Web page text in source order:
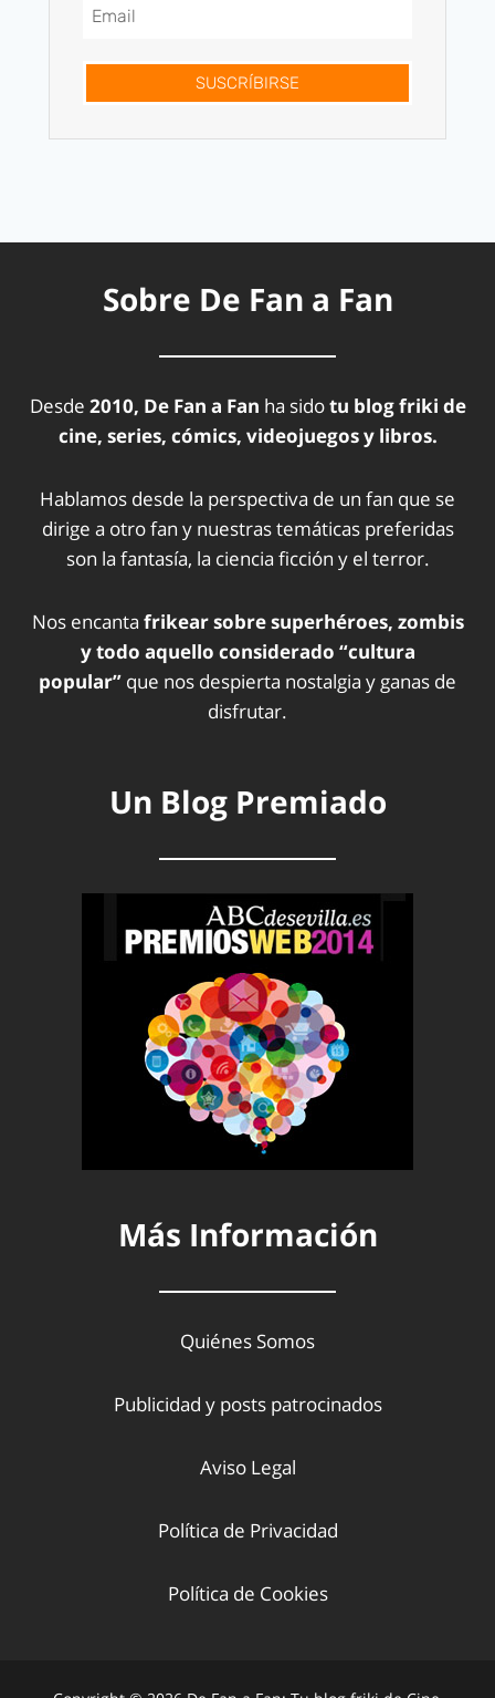
SUSCRÍBIRSE
Sobre De Fan a Fan
Desde 2010, De Fan a Fan ha sidotu blog friki de
cine, series, cómics, videojuegos y libros.
Hablamos desde la perspectiva de un fan que se
dirige a otro fan y nuestras temáticas preferidas
son la fantasía, la ciencia ficción y el terror.
Nos encanta frikear sobre superhéroes, zombis
y todo aquello considerado “cultura
popular” que nos despierta nostalgia y ganas de
disfrutar.
Un Blog Premiado
Más Información
Quiénes Somos
Publicidad y posts patrocinados
Aviso Legal
Política de Privacidad
Política de Cookies